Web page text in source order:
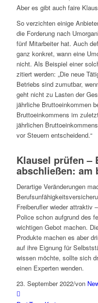
Aber es gibt auch faire
So verzichten einige
die Forderung nach
fünf Mitarbeiter hat. Auch
ganz konkret, wann eine
nicht. Als Beispiel einer
zitiert werden: „Die neue
Betriebs sind zumutbar,
geht nicht zu Lasten der
jährliche Bruttoeinkommen
Bruttoeinkommens im
jährlichen
vor Steuern entscheidend.“
Klausel prüfen –
abschließen: am
Derartige Veränderungen
Freiberufler wieder attraktiv
Police schon aufgrund des
wichtigen Gebot machen.
Produkte machen es aber
auf ihre Eignung für
wissen möchte, sollte sich
einen Experten wenden.
23. September 2022/von